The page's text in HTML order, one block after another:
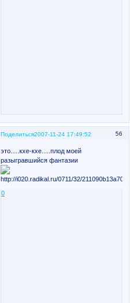
Поделиться 56
2007-11-24 17:49:52
это.....кхе-кхе.....плод моей
разыгравшийся фантазии
0